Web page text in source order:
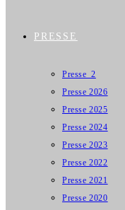
PRESSE
Presse_2
Presse 2026
Presse 2025
Presse 2024
Presse 2023
Presse 2022
Presse 2021
Presse 2020